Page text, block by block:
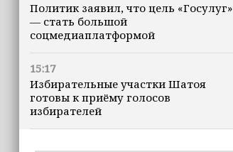
Политик заявил, что цель «Госулуг»
— стать большой
соцмедиаплатформой
15:17
Избирательные участки Шатоя
готовы к приёму голосов
избирателей